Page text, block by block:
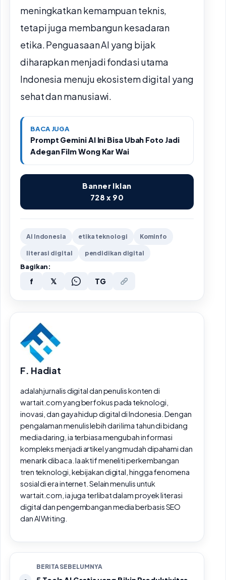
meningkatkan kemampuan teknis,
tetapi juga membangun kesadaran
etika. Penguasaan AI yang bijak
diharapkan menjadi fondasi utama
Indonesia menuju ekosistem digital yang
sehat dan manusiawi.
BACA JUGA
Prompt Gemini AI Ini Bisa Ubah Foto Jadi
Adegan Film Wong Kar Wai
Banner Iklan
728 x 90
AI Indonesia etika teknologi Kominfo
literasi digital pendidikan digital
Bagikan:
f 𝕏 TG
F. Hadiat
adalah jurnalis digital dan penulis konten di
wartait.com yang berfokus pada teknologi,
inovasi, dan gaya hidup digital di Indonesia. Dengan
pengalaman menulis lebih dari lima tahun di bidang
media daring, ia terbiasa mengubah informasi
kompleks menjadi artikel yang mudah dipahami dan
menarik dibaca. Ia aktif meneliti perkembangan
tren teknologi, kebijakan digital, hingga fenomena
sosial di era internet. Selain menulis untuk
wartait.com, ia juga terlibat dalam proyek literasi
digital dan pengembangan media berbasis SEO
dan AI Writing.
BERITA SEBELUMNYA